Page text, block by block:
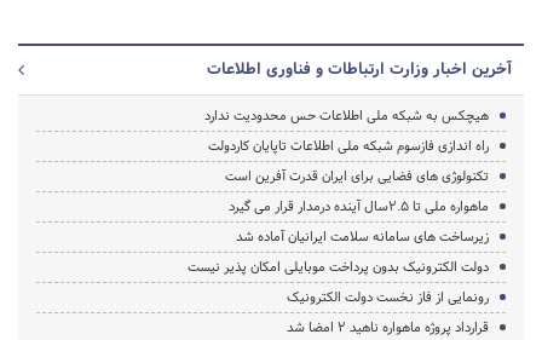
آخرین اخبار وزارت ارتباطات و فناوری اطلاعات
هیچکس به شبکه ملی اطلاعات حس محدودیت ندارد
راه اندازی فازسوم شبکه ملی اطلاعات تاپایان کاردولت
تکنولوژی های فضایی برای ایران قدرت آفرین است
ماهواره ملی تا 2.5سال آینده درمدار قرار می گیرد
زیرساخت های سامانه سلامت ایرانیان آماده شد
دولت الکترونیک بدون پرداخت موبایلی امکان پذیر نیست
رونمایی از فاز نخست دولت الکترونیک
قرارداد پروژه ماهواره ناهید 2 امضا شد